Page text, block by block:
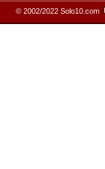
© 2002/2022 Solo10.com